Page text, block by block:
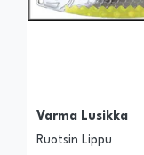
Varma Lusikka
Ruotsin Lippu